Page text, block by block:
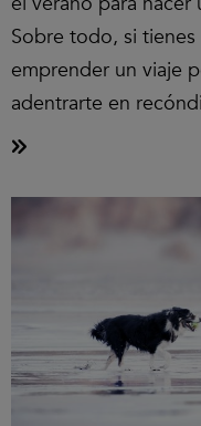
Sobre todo, si
emprender un viaje
adentrarte en